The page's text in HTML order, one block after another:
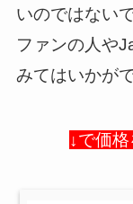
いのではない
ファンの人や
みてはいかが
↓で価